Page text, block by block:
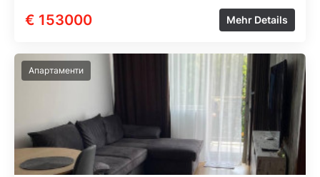
€ 153000 Mehr Details
Апартаменти